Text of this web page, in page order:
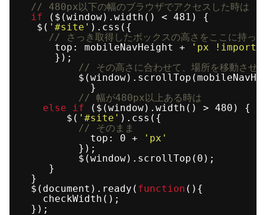
// 480px以下の幅のブラウザでアクセスした時は
if
($(window).width() < 481) {
$( '#site' ).css({
// さっき取得したボックスの高さをここに持っ
top: mobileNavHeight +
'px
});
// その高さに合わせて、場所を移動させ
}
// 幅が480px以上ある時は
else
if
($(window).width() > 480) {
$( '#site' ).css({
// そのまま
top: 0 +
'px'
});
$(window).scrollTop(0);
}
}
$(document).ready( function (){
checkWidth();
});